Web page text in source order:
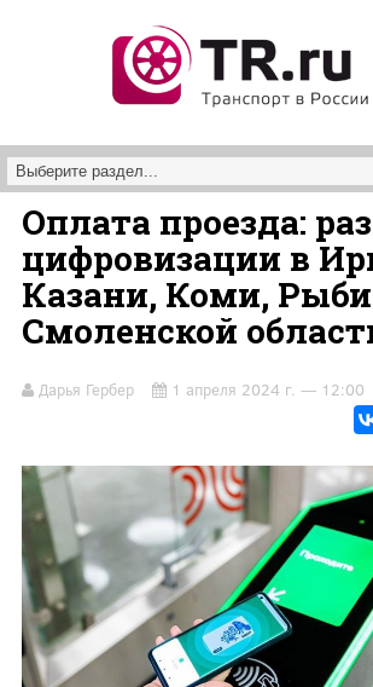
Оплата проезда:
цифровизации в
Казани, Коми,
Смоленской
Дарья Гербер 1 апреля 2024 г. — 12:00